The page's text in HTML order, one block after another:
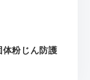
粉じん防護